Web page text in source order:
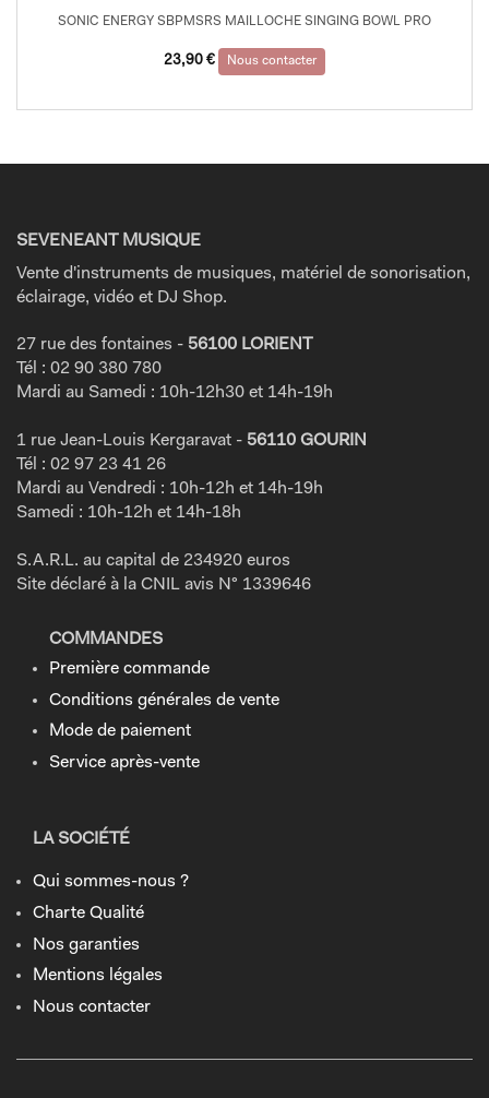
SONIC ENERGY SBPMSRS MAILLOCHE SINGING BOWL PRO
23,90 € Nous contacter
SEVENEANT MUSIQUE
Vente d'instruments de musiques, matériel de sonorisation,
éclairage, vidéo et DJ Shop.
27 rue des fontaines - 56100 LORIENT
Tél : 02 90 380 780
Mardi au Samedi : 10h-12h30 et 14h-19h
1 rue Jean-Louis Kergaravat - 56110 GOURIN
Tél : 02 97 23 41 26
Mardi au Vendredi : 10h-12h et 14h-19h
Samedi : 10h-12h et 14h-18h
S.A.R.L. au capital de 234920 euros
Site déclaré à la CNIL avis N° 1339646
COMMANDES
Première commande
Conditions générales de vente
Mode de paiement
Service après-vente
LA SOCIÉTÉ
Qui sommes-nous ?
Charte Qualité
Nos garanties
Mentions légales
Nous contacter